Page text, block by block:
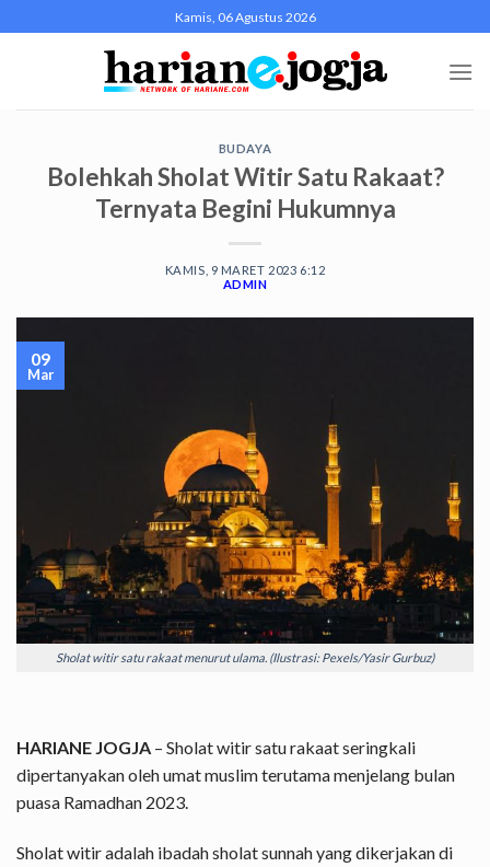
to
Kamis, 06 Agustus 2026
BUDAYA
Bolehkah Sholat Witir Satu Rakaat?
Ternyata Begini Hukumnya
KAMIS, 9 MARET 2023 6:12
ADMIN
Sholat witir satu rakaat menurut ulama. (Ilustrasi: Pexels/Yasir Gurbuz)
09
Mar
HARIANE JOGJA – Sholat witir satu rakaat seringkali
dipertanyakan oleh umat muslim terutama menjelang bulan
puasa Ramadhan 2023.
Sholat witir adalah ibadah sholat sunnah yang dikerjakan di